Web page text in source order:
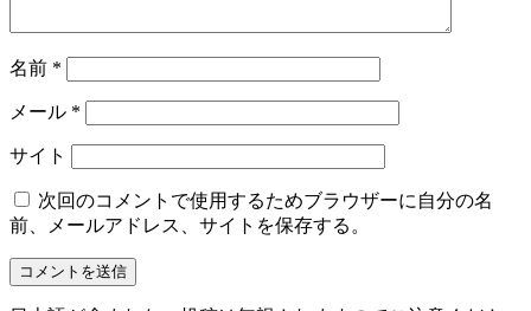
名前 *
メール *
サイト
次回のコメントで使用するためブラウザーに自分の名
前、メールアドレス、サイトを保存する。